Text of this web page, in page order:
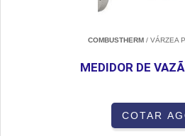
COMBUSTHERM / VÁRZEA
MEDIDOR DE
COTAR